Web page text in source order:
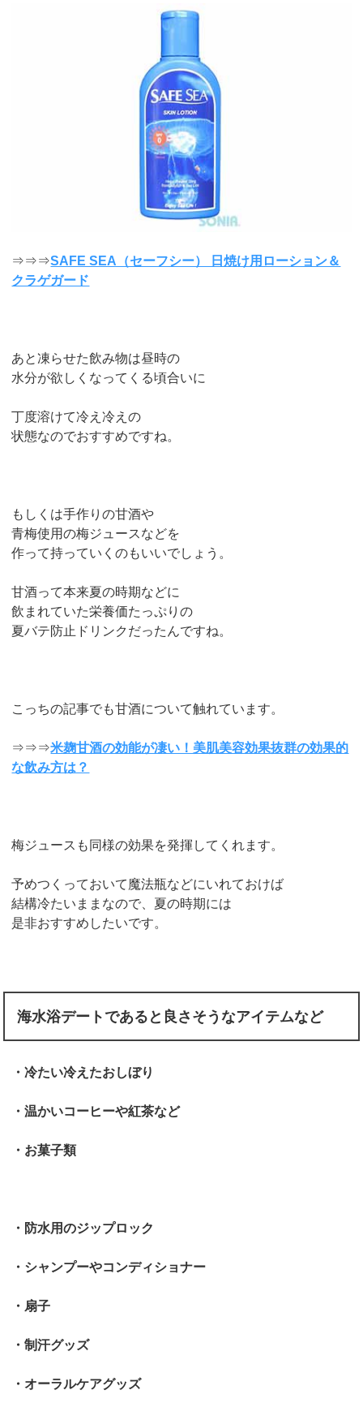
⇒⇒⇒SAFE SEA（セーフシー） 日焼け用ローション＆
クラゲガード
あと凍らせた飲み物は昼時の
水分が欲しくなってくる頃合いに
丁度溶けて冷え冷えの
状態なのでおすすめですね。
もしくは手作りの甘酒や
青梅使用の梅ジュースなどを
作って持っていくのもいいでしょう。
甘酒って本来夏の時期などに
飲まれていた栄養価たっぷりの
夏バテ防止ドリンクだったんですね。
こっちの記事でも甘酒について触れています。
⇒⇒⇒米麹甘酒の効能が凄い！美肌美容効果抜群の効果的
な飲み方は？
梅ジュースも同様の効果を発揮してくれます。
予めつくっておいて魔法瓶などにいれておけば
結構冷たいままなので、夏の時期には
是非おすすめしたいです。
海水浴デートであると良さそうなアイテムなど
・冷たい冷えたおしぼり
・温かいコーヒーや紅茶など
・お菓子類
・防水用のジップロック
・シャンプーやコンディショナー
・扇子
・制汗グッズ
・オーラルケアグッズ